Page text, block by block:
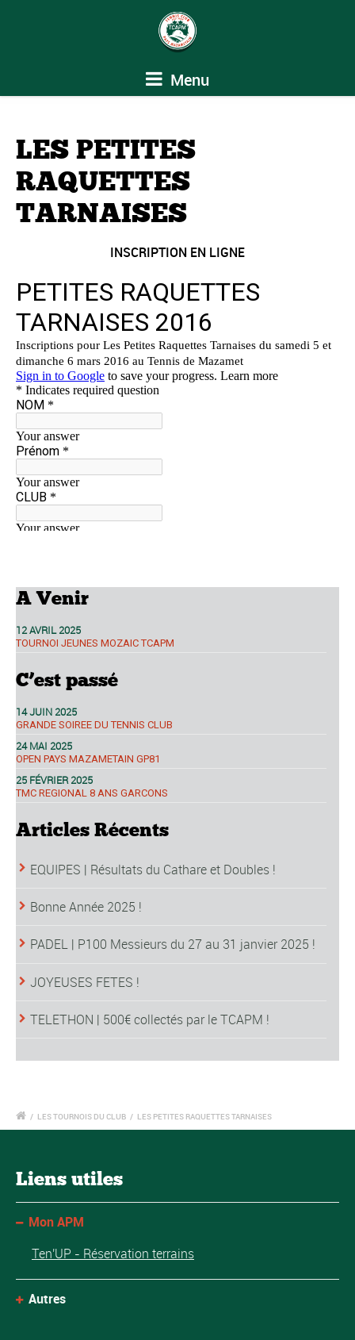
Menu
LES PETITES
RAQUETTES
TARNAISES
INSCRIPTION EN LIGNE
A Venir
12 AVRIL 2025
TOURNOI JEUNES MOZAIC TCAPM
C’est passé
14 JUIN 2025
GRANDE SOIREE DU TENNIS CLUB
24 MAI 2025
OPEN PAYS MAZAMETAIN GP81
25 FÉVRIER 2025
TMC REGIONAL 8 ANS GARCONS
Articles Récents
EQUIPES | Résultats du Cathare et Doubles !
Bonne Année 2025 !
PADEL | P100 Messieurs du 27 au 31 janvier 2025 !
JOYEUSES FETES !
TELETHON | 500€ collectés par le TCAPM !
/ LES TOURNOIS DU CLUB / LES PETITES RAQUETTES TARNAISES
Liens utiles
Mon APM
Ten'UP - Réservation terrains
Autres